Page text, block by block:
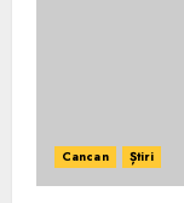
Cancan Știri